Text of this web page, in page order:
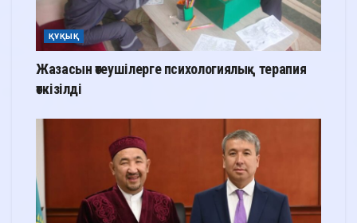
ҚҰҚЫҚ
Жазасын өтеушілерге психологиялық терапия
өткізілді